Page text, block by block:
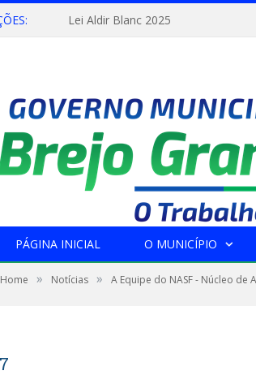
Lei Aldir Blanc 2025
PÁGINA INICIAL O MUNICÍPIO
Home » Notícias » A Equipe do NASF - Núcleo de